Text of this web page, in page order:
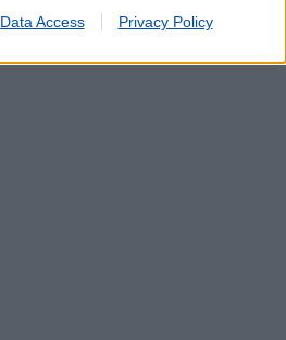
Data Access Privacy Policy